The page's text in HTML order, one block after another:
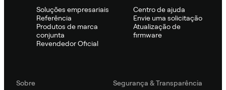
Soluções empresariais
Referência
Produtos de marca
conjunta
Revendedor Oficial
Centro de ajuda
Envie uma solicitação
Atualização de
firmware
Sobre
Segurança & Transparência